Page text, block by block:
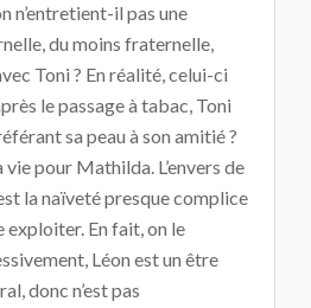
n’entretient-il pas une
du moins fraternelle,
Toni ? En réalité, celui-ci
le passage à tabac, Toni
sa peau à son amitié ?
vie pour Mathilda. L’envers de
la naïveté presque complice
exploiter. En fait, on le
Léon est un être
donc n’est pas